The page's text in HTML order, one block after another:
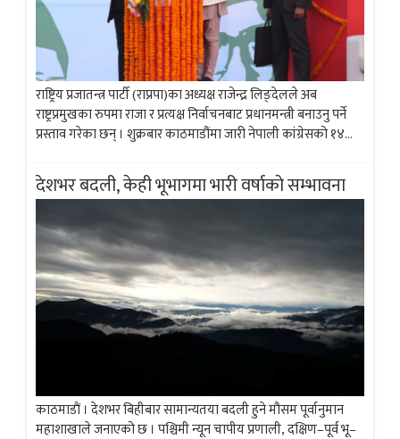
राष्ट्रिय प्रजातन्त्र पार्टी (राप्रपा)का अध्यक्ष राजेन्द्र लिङ्देलले अब
राष्ट्रप्रमुखका रुपमा राजा र प्रत्यक्ष निर्वाचनबाट प्रधानमन्त्री बनाउनु पर्ने
प्रस्ताव गरेका छन् । शुक्रबार काठमाडौंमा जारी नेपाली कांग्रेसको १४औँ
कार्यक्रममा उनले आफूसहित...
देशभर बदली, केही भूभागमा भारी वर्षाकाे सम्भावना
काठमाडाैं । देशभर बिहीबार सामान्यतया बदली हुने मौसम पूर्वानुमान
महाशाखाले जनाएको छ । पश्चिमी न्यून चापीय प्रणाली, दक्षिण–पूर्व भू–